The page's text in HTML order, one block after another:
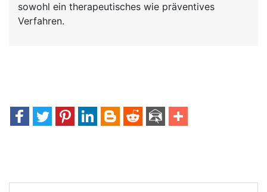
sowohl ein therapeutisches wie präventives
Verfahren.